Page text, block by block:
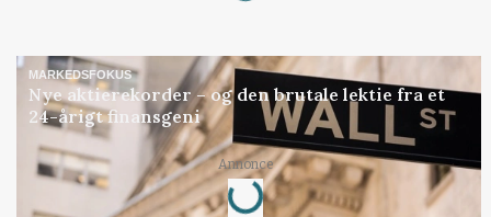
MARKEDSFOKUS
Nye aktierekorder – og den brutale lektie fra et
24-årigt finansgeni
Annonce
Loading...